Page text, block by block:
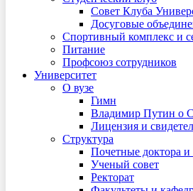
Совет Клуба
Досуговые
Спортивный комплекс и
Питание
Профсоюз сотрудников
Университет
О вузе
Гимн
Владимир Путин о
Лицензия и
Структура
Почетные доктора и
Ученый совет
Ректорат